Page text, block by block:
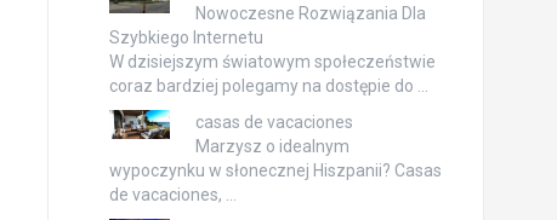
Nowoczesne Rozwiązania Dla
Szybkiego Internetu
W dzisiejszym światowym społeczeństwie
coraz bardziej polegamy na dostępie do …
casas de vacaciones
Marzysz o idealnym
wypoczynku w słonecznej Hiszpanii? Casas
de vacaciones, …